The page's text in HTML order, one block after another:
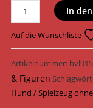
Trixie
Hundespielzeug
Tennisball
ø
6
cm
34789
In
Auf die Wunschliste
Artikelnummer:
& Figuren
Hund / Spielzeug